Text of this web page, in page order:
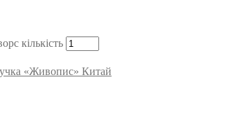
кількість
«Живопис» Китай